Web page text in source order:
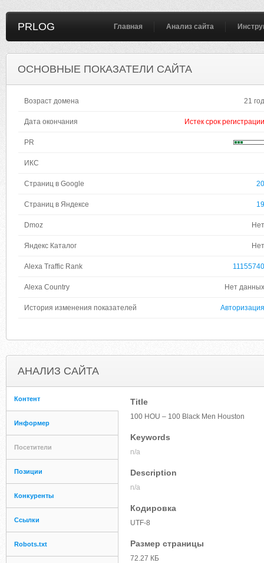
PRLOG Главная Анализ сайта
ОСНОВНЫЕ ПОКАЗАТЕЛИ САЙТА
Возраст домена 21 год
Дата окончания Истек срок регистрации
PR
ИКС
Страниц в Google 20
Страниц в Яндексе 19
Dmoz Нет
Яндекс Каталог Нет
Alexa Traffic Rank 11155740
Alexa Country Нет данных
История изменения показателей Авторизация
АНАЛИЗ САЙТА
Контент
Информер
Посетители
Позиции
Конкуренты
Ссылки
Robots.txt
Title
100 HOU – 100 Black Men Houston
Keywords
n/a
Description
n/a
Кодировка
UTF-8
Размер страницы
72.27 КБ